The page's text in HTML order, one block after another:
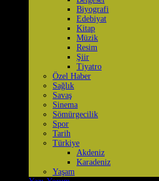
Biyografi
Edebiyat
Kitap
Müzik
Resim
Şiir
Tiyatro
Özel Haber
Sağlık
Savaş
Sinema
Sömürgecilik
Spor
Tarih
Türkiye
Akdeniz
Karadeniz
Yaşam